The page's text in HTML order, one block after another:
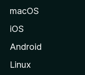
i
l
macOS
iOS
Android
Linux